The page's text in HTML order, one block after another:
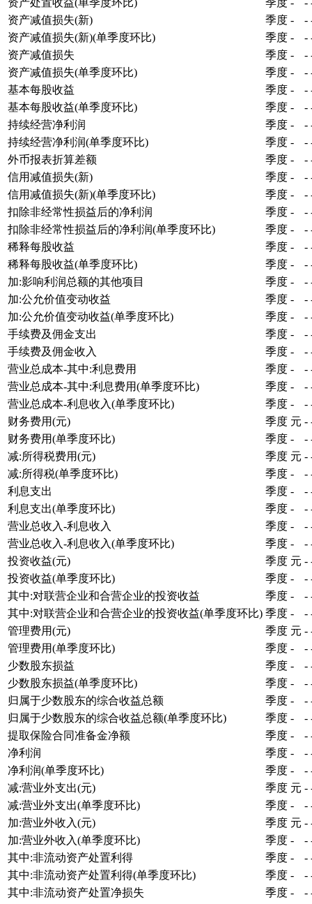
资产处置收益(单季度环比)
季度 - -
资产减值损失(新)
季度 - -
资产减值损失(新)(单季度环比)
季度 - -
资产减值损失
季度 - -
资产减值损失(单季度环比)
季度 - -
基本每股收益
季度 - -
基本每股收益(单季度环比)
季度 - -
持续经营净利润
季度 - -
持续经营净利润(单季度环比)
季度 - -
外币报表折算差额
季度 - -
信用减值损失(新)
季度 - -
信用减值损失(新)(单季度环比)
季度 - -
扣除非经常性损益后的净利润
季度 - -
扣除非经常性损益后的净利润(单季度环比)
季度 - -
稀释每股收益
季度 - -
稀释每股收益(单季度环比)
季度 - -
加:影响利润总额的其他项目
季度 - -
加:公允价值变动收益
季度 - -
加:公允价值变动收益(单季度环比)
季度 - -
手续费及佣金支出
季度 - -
手续费及佣金收入
季度 - -
营业总成本-其中:利息费用
季度 - -
营业总成本-其中:利息费用(单季度环比)
季度 - -
营业总成本-利息收入(单季度环比)
季度 - -
财务费用(元)
季度 元 -
财务费用(单季度环比)
季度 - -
减:所得税费用(元)
季度 元 -
减:所得税(单季度环比)
季度 - -
利息支出
季度 - -
利息支出(单季度环比)
季度 - -
营业总收入-利息收入
季度 - -
营业总收入-利息收入(单季度环比)
季度 - -
投资收益(元)
季度 元 -
投资收益(单季度环比)
季度 - -
其中:对联营企业和合营企业的投资收益
季度 - -
其中:对联营企业和合营企业的投资收益(单季度环比) 季度 - -
管理费用(元)
季度 元 -
管理费用(单季度环比)
季度 - -
少数股东损益
季度 - -
少数股东损益(单季度环比)
季度 - -
归属于少数股东的综合收益总额
季度 - -
归属于少数股东的综合收益总额(单季度环比)
季度 - -
提取保险合同准备金净额
季度 - -
净利润
季度 - -
净利润(单季度环比)
季度 - -
减:营业外支出(元)
季度 元 -
减:营业外支出(单季度环比)
季度 - -
加:营业外收入(元)
季度 元 -
加:营业外收入(单季度环比)
季度 - -
其中:非流动资产处置利得
季度 - -
其中:非流动资产处置利得(单季度环比)
季度 - -
其中:非流动资产处置净损失
季度 - -